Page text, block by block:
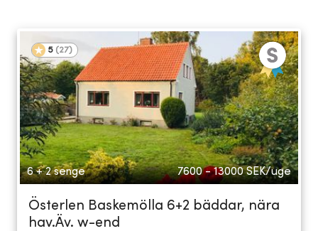
5 (27)
6 + 2 senge 7600 - 13000 SEK/uge
Österlen Baskemölla 6+2 bäddar, nära
hav.Äv. w-end